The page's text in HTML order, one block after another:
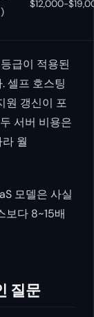
$12,000-
급이 적용된
셀프 호스팅
원 갱신이 포
서버 비용은
월
모델은 사실
보다 8~15배
질문